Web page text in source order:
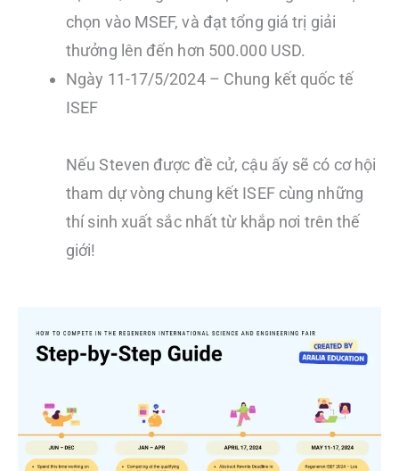
chọn vào MSEF, và đạt tổng giá trị giải
thưởng lên đến hơn 500.000 USD.
Ngày 11-17/5/2024 – Chung kết quốc tế
ISEF
Nếu Steven được đề cử, cậu ấy sẽ có cơ hội
tham dự vòng chung kết ISEF cùng những
thí sinh xuất sắc nhất từ khắp nơi trên thế
giới!